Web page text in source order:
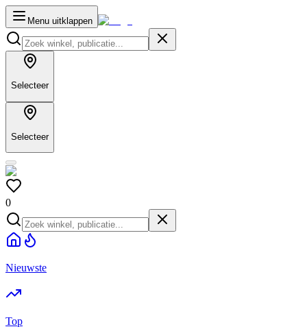
Menu uitklappen
Selecteer
Selecteer
0
Nieuwste
Top